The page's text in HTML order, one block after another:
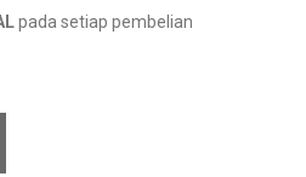
pada setiap pembelian